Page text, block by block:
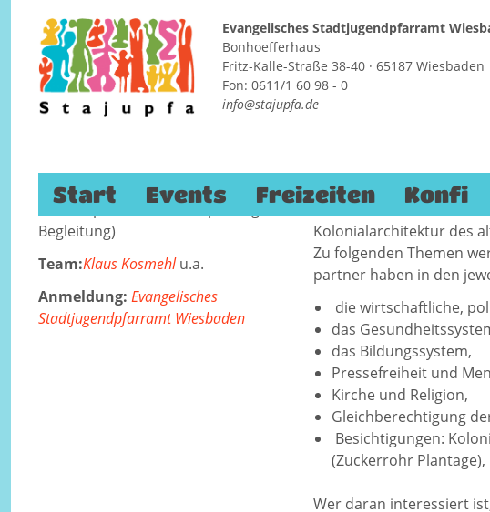
Evangelisches Stadtjugendpfarramt
Bonhoefferhaus
Fritz-Kalle-Straße 38-40 · 65187 Wiesbaden
Fon: 0611/1 60 98 - 0
info@stajupfa.de
Zum Inhalt springen
Start Events Freizeiten Konfi
Bildungsfahrt Kuba
21.09.-01.10.2015
Preis:1650,-€ (inkl. Flug, Hotel,
Eintrittspreise, Deutschsprachige
Begleitung)
Team:Klaus Kosmehlu.a.
Anmeldung: Evangelisches
Stadtjugendpfarramt Wiesbaden
Kuba ist die größte der
Unter einem
Selbstbewusstsein sich
Kolonialarchitektur des
Zu folgenden Themen
partner haben in den
die wirtschaftliche,
das
das Bildungssystem,
Pressefreiheit und
Kirche und Religion,
Gleichberechtigung
Besichtigungen:
(Zuckerrohr
Wer daran interessiert